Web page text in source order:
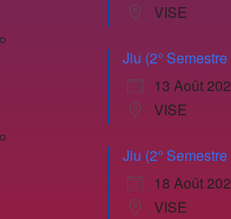
VISE
Jiu (2°
13 Août
VISE
Jiu (2°
18 Août
VISE